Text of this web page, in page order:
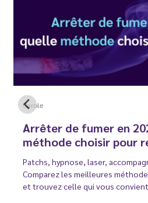
Carole
Arrêter de fumer en
méthode choisir pour
Patchs, hypnose, laser,
Comparez les meilleures
et trouvez celle qui vous